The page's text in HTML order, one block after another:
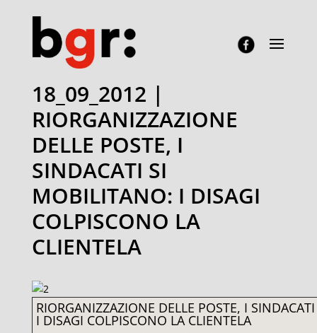
18_09_2012 |
RIORGANIZZAZIONE
DELLE POSTE, I
SINDACATI SI
MOBILITANO: I DISAGI
COLPISCONO LA
CLIENTELA
RIORGANIZZAZIONE DELLE POSTE, I
I DISAGI COLPISCONO LA CLIENTELA